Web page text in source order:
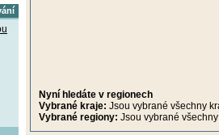
Nyní hledáte v regionech
Vybrané kraje: Jsou vybrané všechny
Vybrané regiony: Jsou vybrané